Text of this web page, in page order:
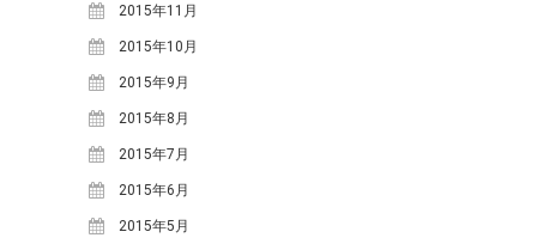
2019年7月(1)
2019年4月(1)
2019年2月(2)
2019年1月(1)
2018年12月(1)
2018年11月(2)
2018年10月(2)
2015年11月
2015年10月
2015年9月
2015年8月
2015年7月
2015年6月
2015年5月